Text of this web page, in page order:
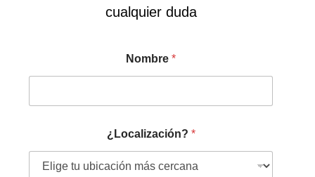
cualquier duda
Nombre*
¿Localización? *